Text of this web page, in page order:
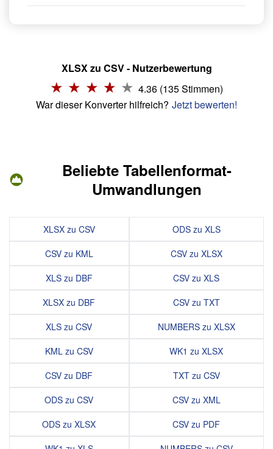
XLSX zu CSV - Nutzerbewertung
4.36 (135 Stimmen)
War dieser Konverter hilfreich? Jetzt bewerten!
Beliebte Tabellenformat-
Umwandlungen
XLSX zu CSV
CSV zu KML
XLS zu DBF
XLSX zu DBF
XLS zu CSV
KML zu CSV
CSV zu DBF
ODS zu CSV
ODS zu XLSX
ODS zu XLS
CSV zu XLSX
CSV zu XLS
CSV zu TXT
NUMBERS zu XLSX
WK1 zu XLSX
TXT zu CSV
CSV zu XML
CSV zu PDF